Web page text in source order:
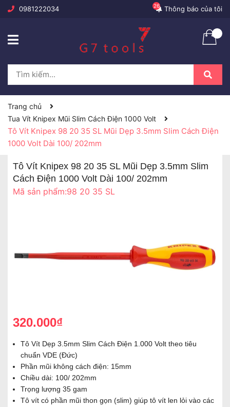
0981222034 Thông báo của tôi
26
Trang chủ
Tua Vít Knipex Mũi Slim Cách Điện 1000 Volt
Tô Vít Knipex 98 20 35 SL Mũi Dẹp 3.5mm Slim Cách Điện
1000 Volt Dài 100/ 202mm
Tô Vít Knipex 98 20 35 SL Mũi Dẹp 3.5mm Slim
Cách Điện 1000 Volt Dài 100/ 202mm
Mã sản phẩm:98 20 35 SL
320.000₫
Tô Vít Dẹp 3.5mm Slim Cách Điện 1.000 Volt theo tiêu
chuẩn VDE (Đức)
Phần mũi không cách điện: 15mm
Chiều dài: 100/ 202mm
Trọng lượng 35 gam
Tô vít có phần mũi thon gọn (slim) giúp tô vít len lỏi vào các